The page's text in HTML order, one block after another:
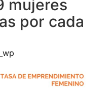
mujeres
por cada